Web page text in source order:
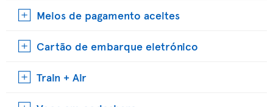
Meios de pagamento aceites
Cartão de embarque eletrónico
Train + Air